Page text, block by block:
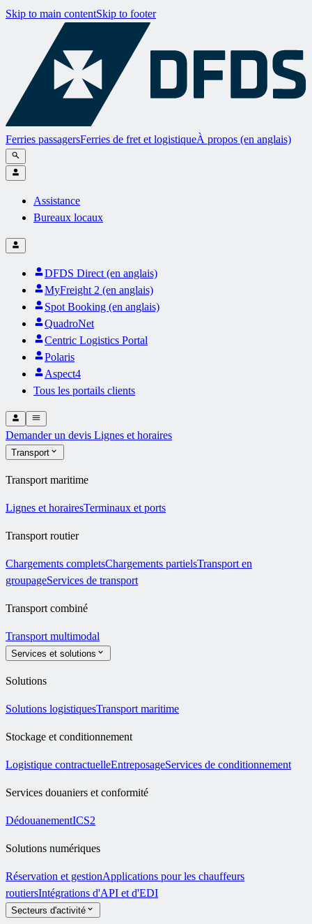
Skip to main contentSkip to footer
Ferries passagersFerries de fret et logistiqueÀ propos (en anglais)
Assistance
Bureaux locaux
DFDS Direct (en anglais)
MyFreight 2 (en anglais)
Spot Booking (en anglais)
QuadroNet
Centric Logistics Portal
Polaris
Aspect4
Tous les portails clients
Demander un devis Lignes et horaires
Transport
Transport maritime
Lignes et horairesTerminaux et ports
Transport routier
Chargements completsChargements partielsTransport en
groupageServices de transport
Transport combiné
Transport multimodal
Services et solutions
Solutions
Solutions logistiquesTransport maritime
Stockage et conditionnement
Logistique contractuelleEntreposageServices de conditionnement
Services douaniers et conformité
DédouanementICS2
Solutions numériques
Réservation et gestionApplications pour les chauffeurs
routiersIntégrations d'API et d'EDI
Secteurs d'activité